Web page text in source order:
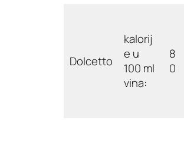
Dolcetto
kalorij
e u
100 ml
vina:
8
0